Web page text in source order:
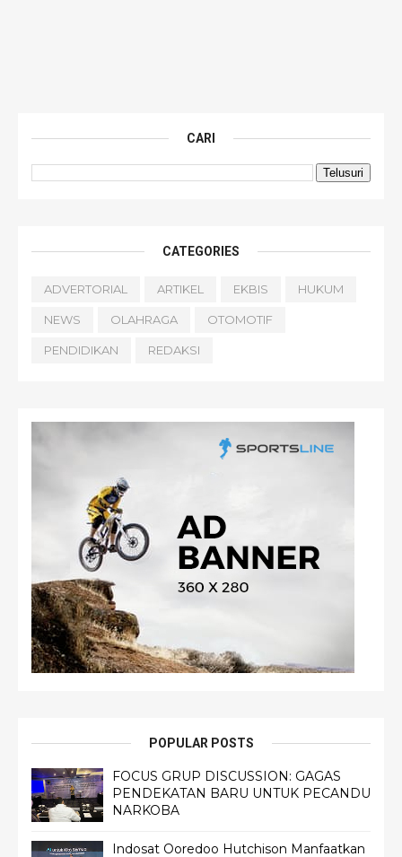
CARI
CATEGORIES
ADVERTORIAL ARTIKEL EKBIS HUKUM
NEWS OLAHRAGA OTOMOTIF
PENDIDIKAN REDAKSI
POPULAR POSTS
FOCUS GRUP DISCUSSION: GAGAS
PENDEKATAN BARU UNTUK PECANDU
NARKOBA
Indosat Ooredoo Hutchison Manfaatkan